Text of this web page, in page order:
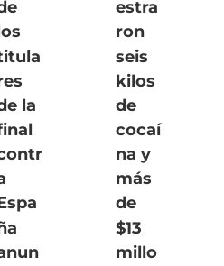
la
estra
ron
seis
kilos
de
cocaí
na y
más
de
$13
millo